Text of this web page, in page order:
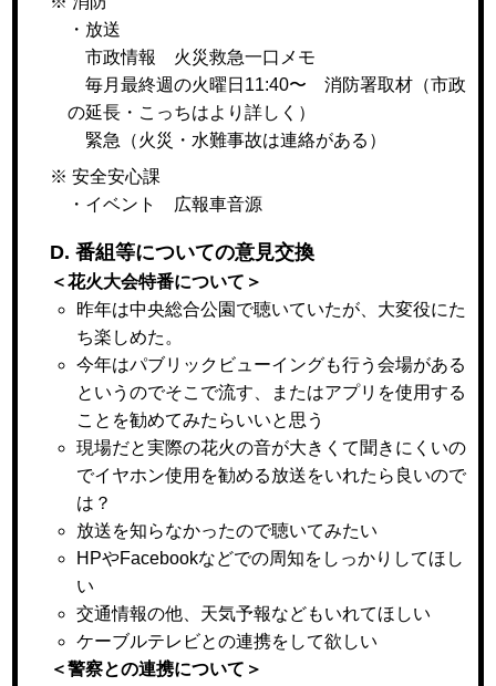
・放送
市政情報 火災救急一口メモ
毎月最終週の火曜日11:40〜 消防署取材（市政
の延長・こっちはより詳しく）
緊急（火災・水難事故は連絡がある）
※ 安全安心課
・イベント 広報車音源
D. 番組等についての意見交換
＜花火大会特番について＞
昨年は中央総合公園で聴いていたが、大変役にた
ち楽しめた。
今年はパブリックビューイングも行う会場がある
というのでそこで流す、またはアプリを使用する
ことを勧めてみたらいいと思う
現場だと実際の花火の音が大きくて聞きにくいの
でイヤホン使用を勧める放送をいれたら良いので
は？
放送を知らなかったので聴いてみたい
HPやFacebookなどでの周知をしっかりしてほし
い
交通情報の他、天気予報などもいれてほしい
ケーブルテレビとの連携をして欲しい
＜警察との連携について＞